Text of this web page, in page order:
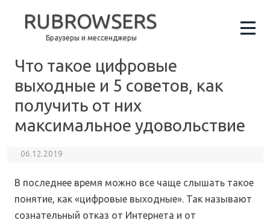
RUBROWSERS
Браузеры и мессенджеры
Что такое цифровые
выходные и 5 советов, как
получить от них
максимальное удовольствие
06.12.2019
В последнее время можно все чаще слышать такое
понятие, как «цифровые выходные». Так называют
сознательный отказ от Интернета и от